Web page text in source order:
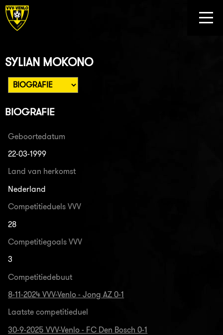
SYLIAN MOKONO
BIOGRAFIE
Geboortedatum
22-03-1999
Land van herkomst
Nederland
Competitieduels VVV
28
Competitiegoals VVV
3
Competitiedebuut
8-11-2024 VVV-Venlo - Jong AZ 0-1
Laatste competitieduel
30-9-2025 VVV-Venlo - FC Den Bosch 0-1